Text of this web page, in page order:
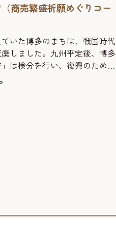
商売繁盛祈願めぐりコー
いた博多のまちは、戦国時代
しました。九州平定後、博多
は検分を行い、復興のための
ました。 この太閤町割りの実
「黒田官兵衛」や「石田三
万の富を得た博多の豪商「神